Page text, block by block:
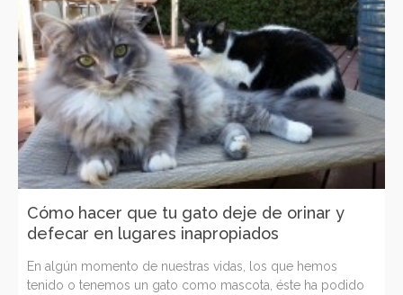
Cómo hacer que tu gato deje de orinar y
defecar en lugares inapropiados
En algún momento de nuestras vidas, los que hemos
tenido o tenemos un gato como mascota, éste ha podido